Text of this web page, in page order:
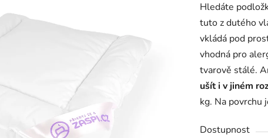
produktu
je
0,0
z
5
hvězdiček.
Hledáte
tuto z dutého
vkládá pod
vhodná pro
tvarově stálé.
ušít i v jiném
kg. Na povrchu
Dostupnost